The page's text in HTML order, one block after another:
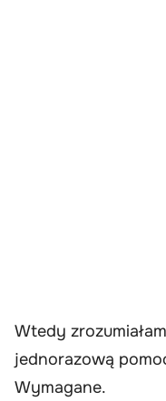
Wtedy
jednorazową
Wymagane.